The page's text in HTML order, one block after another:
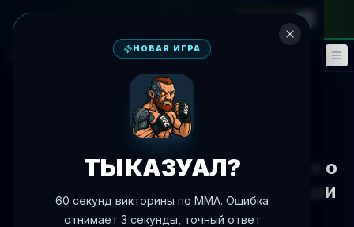
🎮 Фэнтези События
Соцсети
UFC напомнил Марио Баутисте о
его прошлом поражении от Кори
Сэндхейджена
НОВАЯ ИГРА
ТЫ КАЗУАЛ?
60 секунд викторины по MMA. Ошибка
отнимает 3 секунды, точный ответ